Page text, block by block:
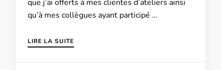
que j’ai offerts à mes clientes d’ateliers ainsi
qu’à mes collègues ayant participé …
LIRE LA SUITE